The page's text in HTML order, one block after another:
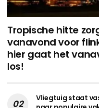
Tropische hitte
vanavond voor
hier gaat het
los!
Vliegtuig staat